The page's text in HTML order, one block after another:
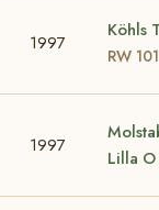
1997
Köhls
RW
1997
Lilla O